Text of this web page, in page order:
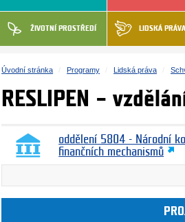
ŽIVOTNÍ PROSTŘEDÍ LIDSKÁ PRÁVA
Úvodní stránka Programy Lidská práva
RESLIPEN –
oddělení 5804 - Národní
finančních mechanismů